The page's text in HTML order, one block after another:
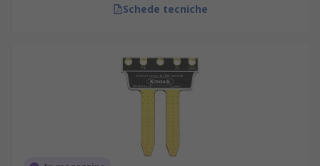
Schede tecniche